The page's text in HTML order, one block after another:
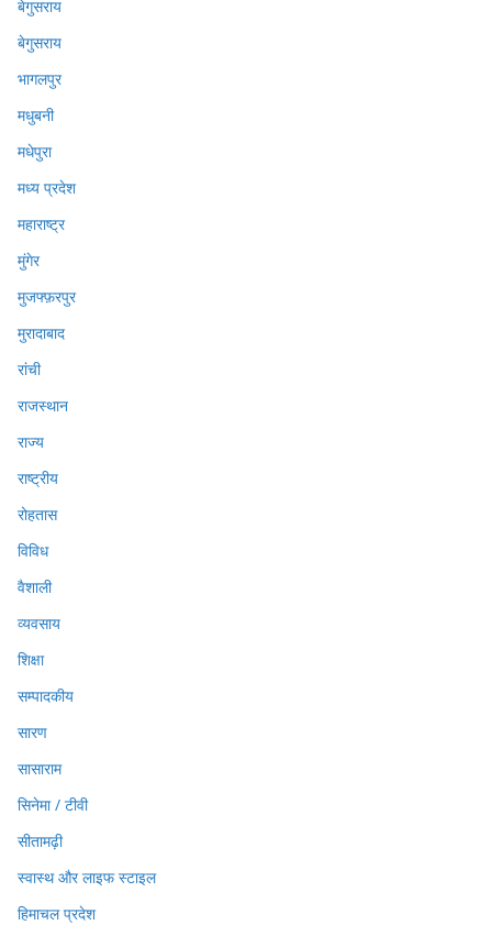
बेगुसराय
बेगुसराय
भागलपुर
मधुबनी
मधेपुरा
मध्य प्रदेश
महाराष्ट्र
मुंगेर
मुजफ्फ़रपुर
मुरादाबाद
रांची
राजस्थान
राज्य
राष्ट्रीय
रोहतास
विविध
वैशाली
व्यवसाय
शिक्षा
सम्पादकीय
सारण
सासाराम
सिनेमा / टीवी
सीतामढ़ी
स्वास्थ और लाइफ स्टाइल
हिमाचल प्रदेश